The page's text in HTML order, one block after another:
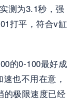
测为3.1秒，强
打平，符合v缸
的0-100最好成
也不用在意，
的极限速度已经